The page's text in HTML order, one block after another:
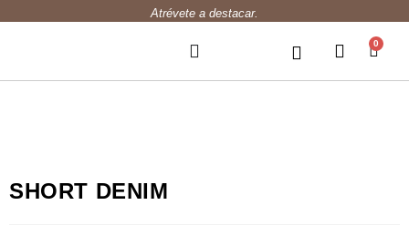
Atrévete a destacar.
0
SHORT DENIM